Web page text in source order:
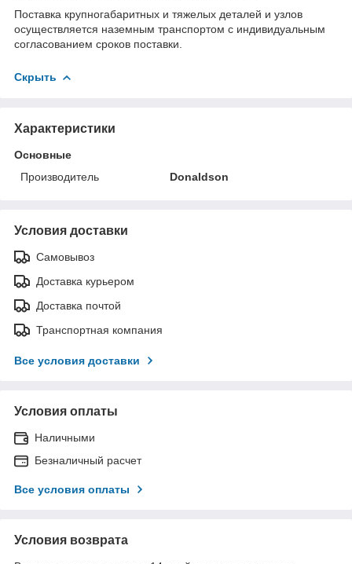
Поставка крупногабаритных и тяжелых деталей и узлов
осуществляется наземным транспортом с индивидуальным
согласованием сроков поставки.
Скрыть
Характеристики
Основные
Производитель
Donaldson
Условия доставки
Самовывоз
Доставка курьером
Доставка почтой
Транспортная компания
Все условия доставки
Условия оплаты
Наличными
Безналичный расчет
Все условия оплаты
Условия возврата